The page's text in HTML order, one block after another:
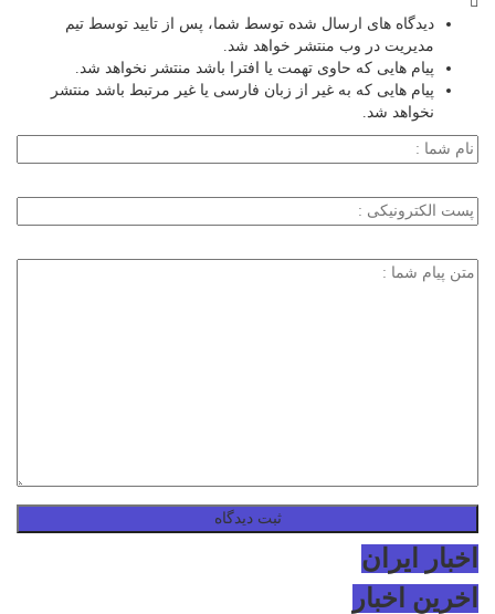
دیدگاه های ارسال شده توسط شما، پس از تایید توسط تیم
مدیریت در وب منتشر خواهد شد.
پیام هایی که حاوی تهمت یا افترا باشد منتشر نخواهد شد.
پیام هایی که به غیر از زبان فارسی یا غیر مرتبط باشد منتشر
نخواهد شد.
اخبار ایران
اخرین اخبار